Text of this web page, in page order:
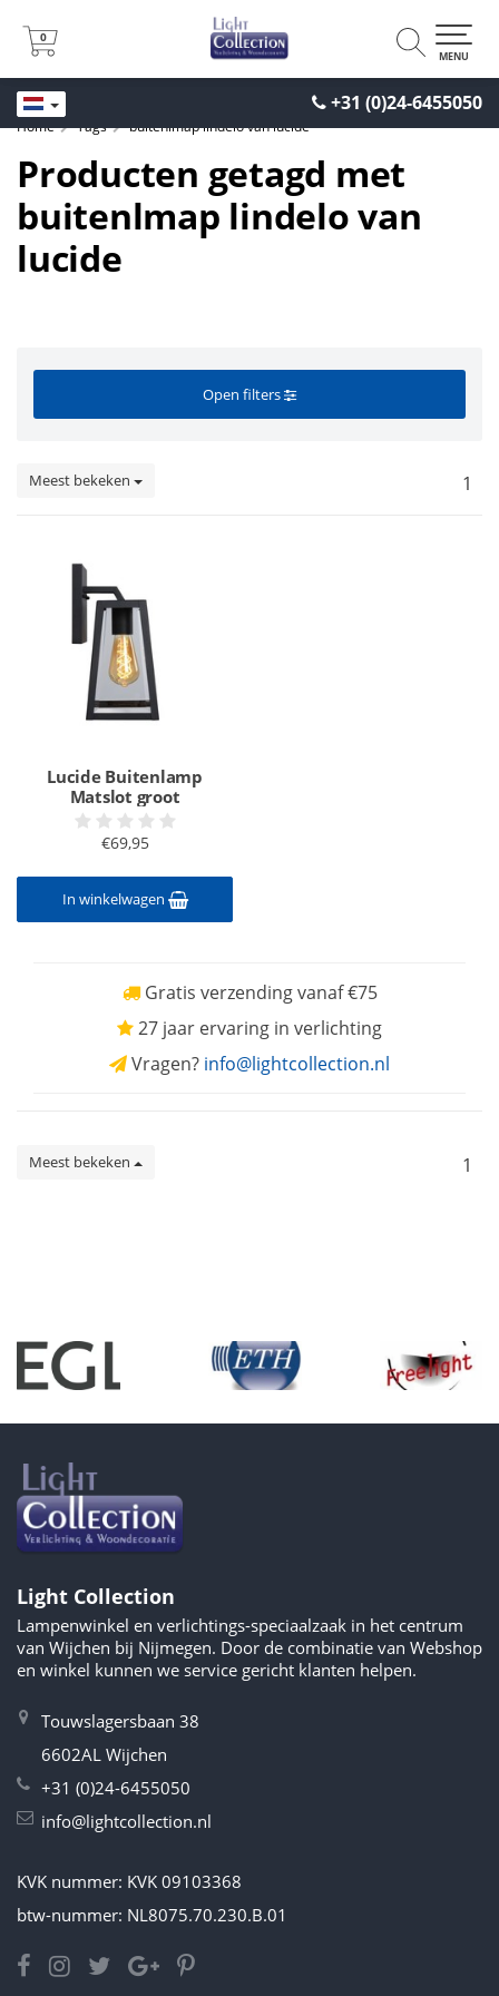
+31 (0)24-6455050
0
0
MENU
Home Tags buitenlmap lindelo van lucide
Producten getagd met
buitenlmap lindelo van
lucide
Open filters
Meest bekeken 1
Lucide Buitenlamp
Matslot groot
€69,95
In winkelwagen
Gratis verzending vanaf €75
27 jaar ervaring in verlichting
Vragen? info@lightcollection.nl
Meest bekeken 1
Light Collection
Lampenwinkel en verlichtings-speciaalzaak in het centrum
van Wijchen bij Nijmegen. Door de combinatie van Webshop
en winkel kunnen we service gericht klanten helpen.
Touwslagersbaan 38
6602AL Wijchen
+31 (0)24-6455050
info@lightcollection.nl
KVK nummer: KVK 09103368
btw-nummer: NL8075.70.230.B.01